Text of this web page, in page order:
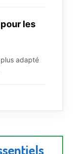
les
adapté